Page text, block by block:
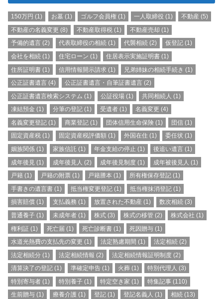
150万円 (1) お墓 (1) ゴルフ会員権(1) 一人取締役 (1) 不動産 (5)
不動産の名義変更 (8) 不動産取得税(1) 不動産売却 (1)
予備的遺言 (2) 代表取締役の相続(1) 代襲相続(2) 仮登記 (1)
会社を相続 (1) 住宅ローン (1) 住居表示実施証明書(1)
住所証明書 (1) 信用情報開示請求 (1) 兄弟姉妹の相続手続き (1)
公正証書遺言 (4) 公正証書遺言・自筆証書遺言(2)
公正証書遺言検索システム (1) 公証役場(1) 共同相続人 (1)
凍結預金 (1) 分筆の登記(1) 受遺者(1) 名義変更 (4)
名義変更登記 (1) 商業登記(1) 団体信用生命保険 (1) 団信 (1)
固定資産税 (1) 固定資産税評価額(1) 外国在住 (1) 委任状 (1)
姻族関係 (1) 家族信託(1) 年金支給の停止 (1) 後追い遺言 (1)
成年後見 (1) 成年後見人 (2) 成年後見制度(1) 成年被後見人 (1)
戸籍 (1) 戸籍の附票(1) 戸籍謄本 (1) 所有権保存登記 (1)
手書きの遺言書 (1) 抵当権変更登記(1) 抵当権抹消登記(1)
損害賠償 (1) 支払義務 (1) 放置された不動産(1) 数次相続 (3)
普通養子 (1) 未成年者(1) 株式(3) 株式の移管 (2) 株式会社 (1)
権利証 (1) 死亡届 (1) 死亡診断書(1) 死因贈与 (1)
水道光熱費の支払先の変更 (1) 法定熟慮期間 (1) 法定相続(2)
法定相続分 (1) 法定相続情報 (2) 法定相続情報証明制度(2)
清算決了の登記 (1) 準確定申告(1) 火葬(1) 特別代理人 (3)
特別寄与者 (1) 特別養子(1) 特定空き家 (1) 特集記事 (110)
生前贈与 (1) 療養介護 (1) 登記(1) 登記名義人 (1) 相続 (13)